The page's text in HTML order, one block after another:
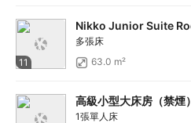
11
多張床
63.0 m²
高級小型大床房（禁煙）
1張單人床